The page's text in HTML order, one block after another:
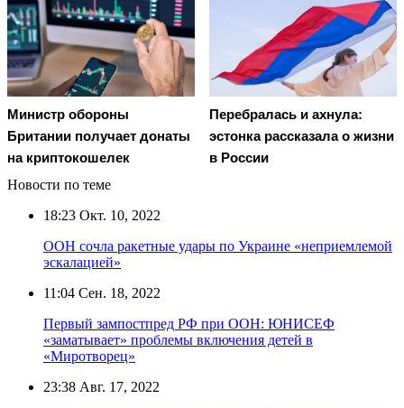
Министр обороны
Британии получает донаты
на криптокошелек
Перебралась и ахнула:
эстонка рассказала о жизни
в России
Новости по теме
18:23 Окт. 10, 2022
ООН сочла ракетные удары по Украине «неприемлемой
эскалацией»
11:04 Сен. 18, 2022
Первый зампостпред РФ при ООН: ЮНИСЕФ
«заматывает» проблемы включения детей в
«Миротворец»
23:38 Авг. 17, 2022